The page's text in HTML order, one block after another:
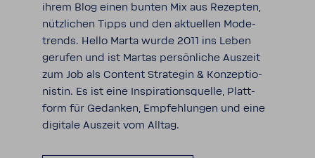
ihrem Blog einen bunten Mix aus Rezepten,
nütz­li­chen Tipps und den aktu­ellen Mode­
trends. Hello Marta wurde 2011 ins Leben
gerufen und ist Martas persön­liche Auszeit
zum Job als Content Stra­tegin & Konzep­tio­
nistin. Es ist eine Inspi­ra­ti­ons­quelle, Platt­
form für Gedanken, Empfeh­lungen und eine
digi­tale Auszeit vom Alltag.